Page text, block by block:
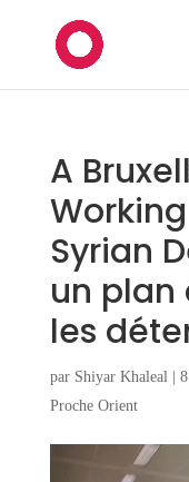
A
Syrian
un plan
les
par Shiyar Khaleal|
Proche Orient